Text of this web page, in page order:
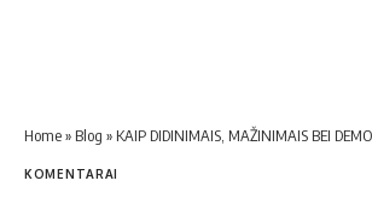
Home» Blog » KAIP DIDINIMAIS, MAŽINIMAIS BEI DEMOKRATIJOS
KOMENTARAI